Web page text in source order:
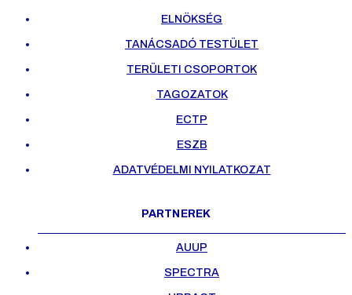
ELNÖKSÉG
TANÁCSADÓ TESTÜLET
TERÜLETI CSOPORTOK
TAGOZATOK
ECTP
ESZB
ADATVÉDELMI NYILATKOZAT
PARTNEREK
AUUP
SPECTRA